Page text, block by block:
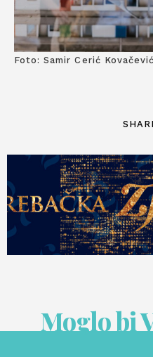
Foto: Samir Cerić Kovačević
Moglo bi